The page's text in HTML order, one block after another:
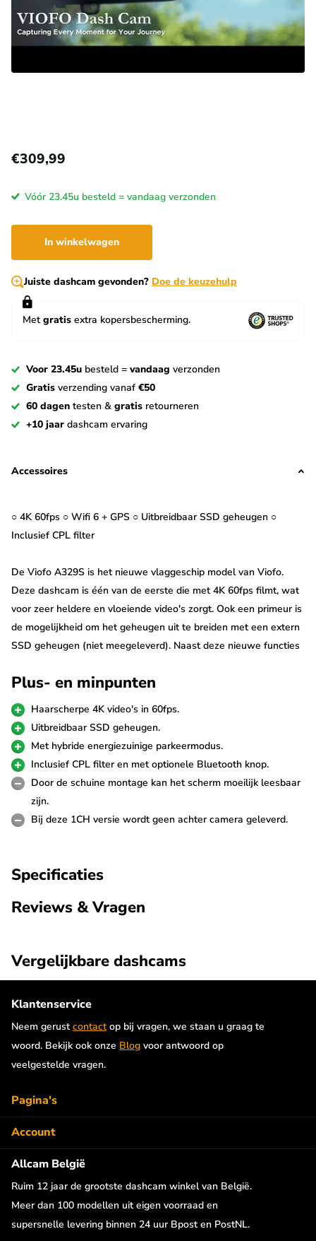
€309,99
Vóór 23.45u besteld = vandaag verzonden
In winkelwagen
Juiste dashcam gevonden? Doe de keuzehulp
Met gratis extra kopersbescherming.
Voor 23.45u besteld = vandaag verzonden
Gratis verzending vanaf €50
60 dagen testen & gratis retourneren
+10 jaar dashcam ervaring
Accessoires
○ 4K 60fps ○ Wifi 6 + GPS ○ Uitbreidbaar SSD geheugen ○
Inclusief CPL filter
De Viofo A329S is het nieuwe vlaggeschip model van Viofo.
Deze dashcam is één van de eerste die met 4K 60fps filmt, wat
voor zeer heldere en vloeiende video's zorgt. Ook een primeur is
de mogelijkheid om het geheugen uit te breiden met een extern
SSD geheugen (niet meegeleverd). Naast deze nieuwe functies
beste verbinding.
4K 60fps
De Viofo A329S filmt met kraakheldere resolutie zodat je geen
enkel detail meer hoeft te missen. De 4K 60fps resolutie
garandeert de scherpste en vloeiendste beelden. Door de Sony
Starvis 2 sensor is de kwaliteit ook in het donker van
uitmuntende kwaliteit.
De Viofo A329S 1CH ondersteunt Micro SD kaarten tot 512gb
maar kan worden uitgebreid met een extern SSD geheugen tot
wel 4TB. Op een 512gb SD kaart kan ongeveer 18 uur aan 4K +
uur. Enkele geteste SSD schijven zijn die van Samsung, Sandisk
geheugen.
Wifi 6
(5GHz) technologie waardoor de bestandsoverdracht zeer snel
worden overgedragen. De Viofo App is verkrijgbaar voor iOS en
Android.
Inclusief CPL filter
Met de meegeleverde CPL filter voor de voorste camera wordt
een optimale bescherming en beeldkwaliteit gegarandeerd
Plus- en minpunten
Haarscherpe 4K video's in 60fps.
Uitbreidbaar SSD geheugen.
Met hybride energiezuinige parkeermodus.
Inclusief CPL filter en met optionele Bluetooth knop.
Door de schuine montage kan het scherm moeilijk leesbaar
zijn.
Bij deze 1CH versie wordt geen achter camera geleverd.
Specificaties
Reviews & Vragen
Vergelijkbare dashcams
Klantenservice
Neem gerust contact op bij vragen, we staan u graag te
woord. Bekijk ook onze Blog voor antwoord op
veelgestelde vragen.
Pagina's
Account
Allcam België
Ruim 12 jaar de grootste dashcam winkel van België.
Meer dan 100 modellen uit eigen voorraad en
supersnelle levering binnen 24 uur Bpost en PostNL.